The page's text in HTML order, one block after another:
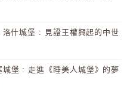
什城堡 : 見證王權興起的中世
堡 : 走進《睡美人城堡》的夢